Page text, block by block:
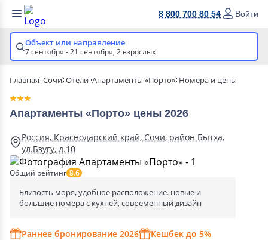
8 800 700 80 54 Войти
Объект или направление
7 сентября - 21 сентября, 2 взрослых
Главная Сочи Отели Апартаменты «Порто» Номера и цены
Апартаменты «Порто» цены 2026
Россия, Краснодарский край, Сочи, район Бытха,
ул.Бзугу, д.10
Общий рейтинг 8.6
Близость моря, удобное расположение. новые и
большие номера с кухней, современный дизайн
Раннее бронирование 2026 Кешбек до 5%